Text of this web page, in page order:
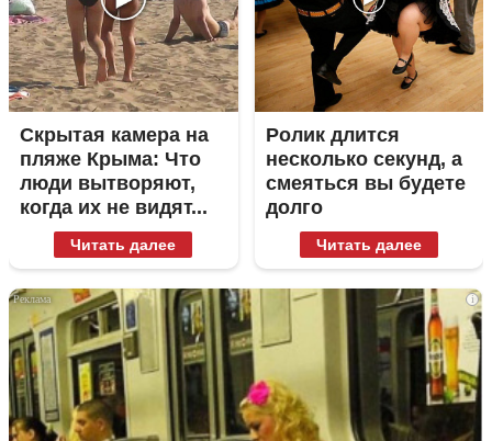
Скрытая камера на
пляже Крыма: Что
люди вытворяют,
когда их не видят...
Читать далее
Ролик длится
несколько секунд, а
смеяться вы будете
долго
Читать далее
i